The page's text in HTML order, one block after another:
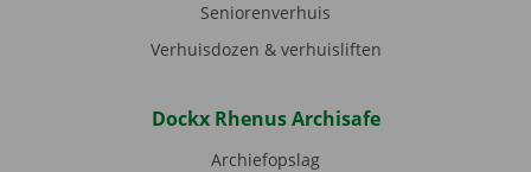
Seniorenverhuis
Verhuisdozen & verhuisliften
Dockx Rhenus Archisafe
Archiefopslag